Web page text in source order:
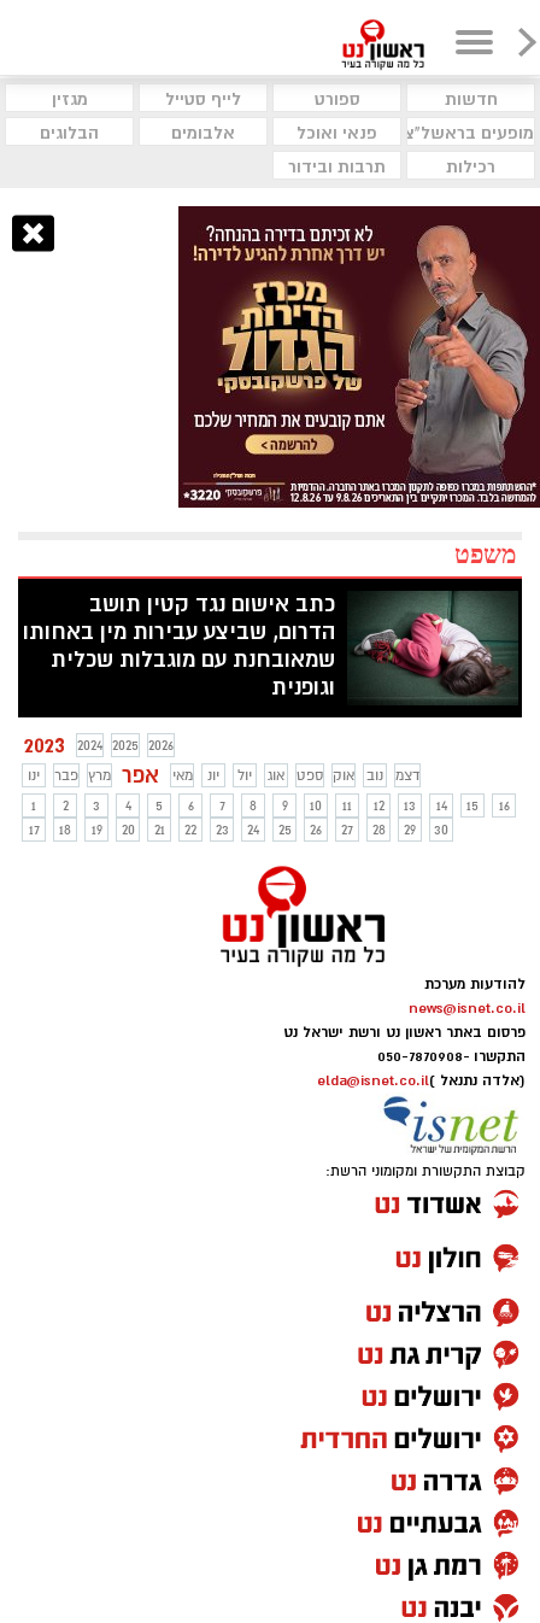
חדשות ספורט לייף סטייל
מגזין
מופעים בראשל"צ
פנאי ואוכל אלבומים
הבלוגים
רכילות
תרבות ובידור
משפט
כתב אישום נגד קטין תושב
הדרום, שביצע עבירות מין באחותו
שמאובחנת עם מוגבלות שכלית
וגופנית
פרקליטות מחוז דרום (פלילי) הגישה לבית
המשפט המחוזי בבאר שבע, בשבתו כבית
המשפט לנוער, כתב אישום נגד קטין (16)
תושב הדרום, שביצע עבירות מין באחותו
שמאובחנת עם מוגבלות שכלית וגופנית.
2023 2024 2025
2026
ינו
פבר מרץ אפר מאי יונ יול אוג ספט אוק נוב
דצמ
1
2 3 4 5 6 7 8 9 10 11 12 13 14 15
16
17
18 19 20 21 22 23 24 25 26 27 28 29 30
להודעות מערכת
news@isnet.co.il
פרסום באתר ראשון נט ורשת ישראל נט
התקשרו -050-7870908
(אלדה נתנאל )elda@isnet.co.il
קבוצת התקשורת ומקומוני הרשת: